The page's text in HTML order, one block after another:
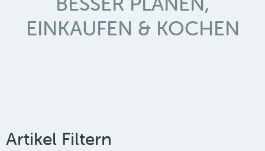
EINKAUFEN & KOCHEN
Artikel Filtern